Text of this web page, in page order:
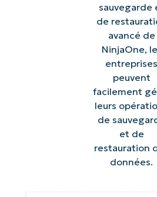
sauvegarde
de
avancé de
NinjaOne,
entreprises
peuvent
facilement
leurs
de
et de
restauration
données.